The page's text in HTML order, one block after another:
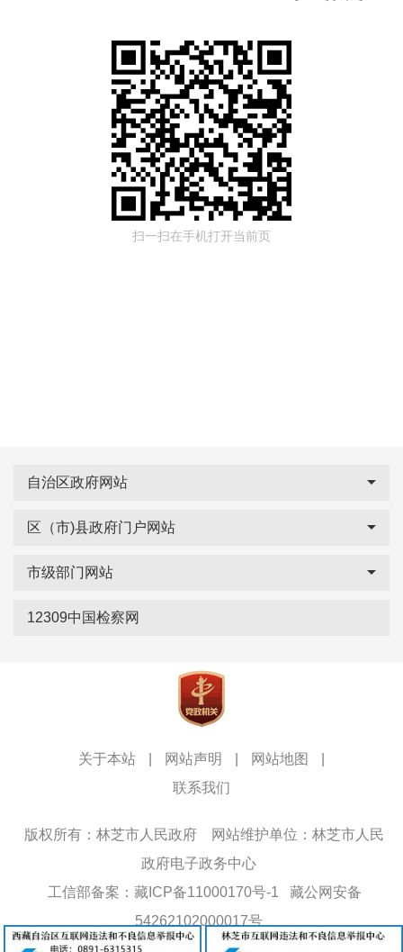
扫一扫在手机打开当前页
自治区政府网站
区（市)县政府门户网站
市级部门网站
12309中国检察网
关于本站 网站声明 网站地图
联系我们
版权所有：林芝市人民政府
网站维护单位：林芝市人民
政府电子政务中心
工信部备案：藏ICP备11000170号-1
藏公网安备
54262102000017号